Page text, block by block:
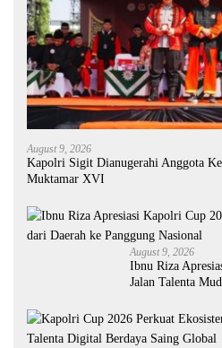
August 9, 2026
Kapolri Sigit Dianugerahi Anggota
Muktamar XVI
August 9, 2026
Ibnu Riza
Jalan Talenta